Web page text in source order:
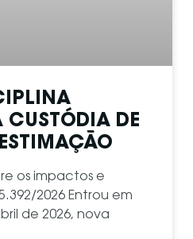
DE
os impactos e
2026 Entrou em
de 2026, nova